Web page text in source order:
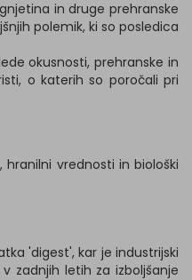
in druge prehranske
polemik, ki so posledica
okusnosti, prehranske in
o katerih so poročali pri
vrednosti in biološki
'digest', kar je industrijski
zadnjih letih za izboljšanje